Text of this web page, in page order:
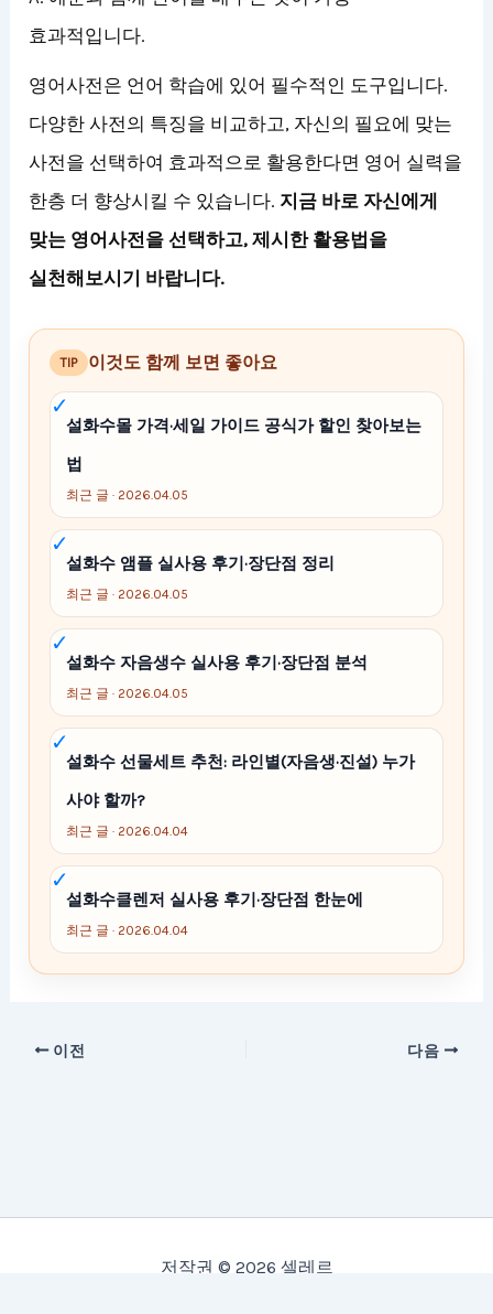
효과적입니다.
영어사전은 언어 학습에 있어 필수적인 도구입니다.
다양한 사전의 특징을 비교하고, 자신의 필요에 맞는
사전을 선택하여 효과적으로 활용한다면 영어 실력을
한층 더 향상시킬 수 있습니다. 지금 바로 자신에게
맞는 영어사전을 선택하고, 제시한 활용법을
실천해보시기 바랍니다.
TIP 이것도 함께 보면 좋아요
설화수몰 가격·세일 가이드 공식가 할인 찾아보는
법
최근 글 · 2026.04.05
설화수 앰플 실사용 후기·장단점 정리
최근 글 · 2026.04.05
설화수 자음생수 실사용 후기·장단점 분석
최근 글 · 2026.04.05
설화수 선물세트 추천: 라인별(자음생·진설) 누가
사야 할까?
최근 글 · 2026.04.04
설화수클렌저 실사용 후기·장단점 한눈에
최근 글 · 2026.04.04
이전 다음
저작권 © 2026 셀레르